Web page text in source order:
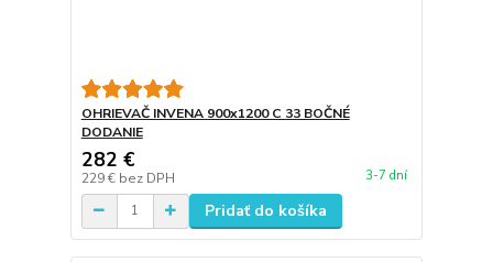
OHRIEVAČ INVENA 900x1200 C 33 BOČNÉ
DODANIE
282 €
229 € bez DPH 3-7 dní
Pridať do košíka